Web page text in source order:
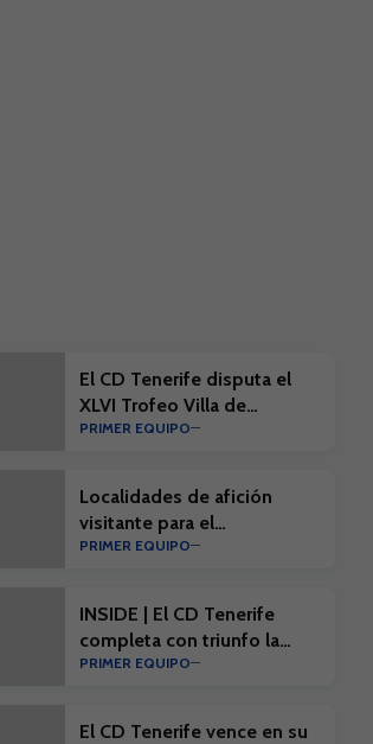
El CD Tenerife disputa el
XLVI Trofeo Villa de
Leganés
PRIMER EQUIPO
Localidades de afición
visitante para el
#EibarTenerife
PRIMER EQUIPO
INSIDE | El CD Tenerife
completa con triunfo la
penúltima prueba de
PRIMER EQUIPO
El CD Tenerife vence en su